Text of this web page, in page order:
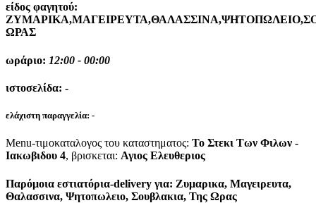
είδος φαγητού:
ΩΡΑΣ
ωράριο: 12:00 - 00:00
ιστοσελίδα: -
ελάχιστη παραγγελία: -
Menu-τιμοκαταλογος του καταστηματος: To Στεκι Των Φιλων -
Ιακωβιδου 4, βρισκεται: Αγιος Ελευθεριος
Παρόμοια εστιατόρια-delivery για: Ζυμαρικα, Μαγειρευτα,
Θαλασσινα, Ψητοπωλειο, Σουβλακια, Της Ωρας